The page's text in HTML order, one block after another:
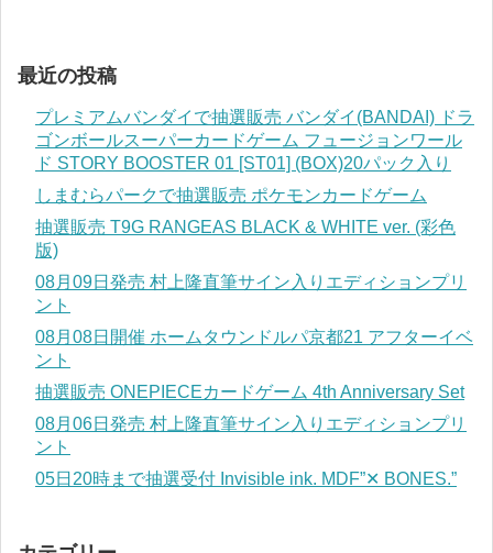
最近の投稿
プレミアムバンダイで抽選販売 バンダイ(BANDAI) ドラ
ゴンボールスーパーカードゲーム フュージョンワール
ド STORY BOOSTER 01 [ST01] (BOX)20パック入り
しまむらパークで抽選販売 ポケモンカードゲーム
抽選販売 T9G RANGEAS BLACK & WHITE ver. (彩色
版)
08月09日発売 村上隆直筆サイン入りエディションプリ
ント
08月08日開催 ホームタウンドルパ京都21 アフターイベ
ント
抽選販売 ONEPIECEカードゲーム 4th Anniversary Set
08月06日発売 村上隆直筆サイン入りエディションプリ
ント
05日20時まで抽選受付 Invisible ink. MDF”✕ BONES.”